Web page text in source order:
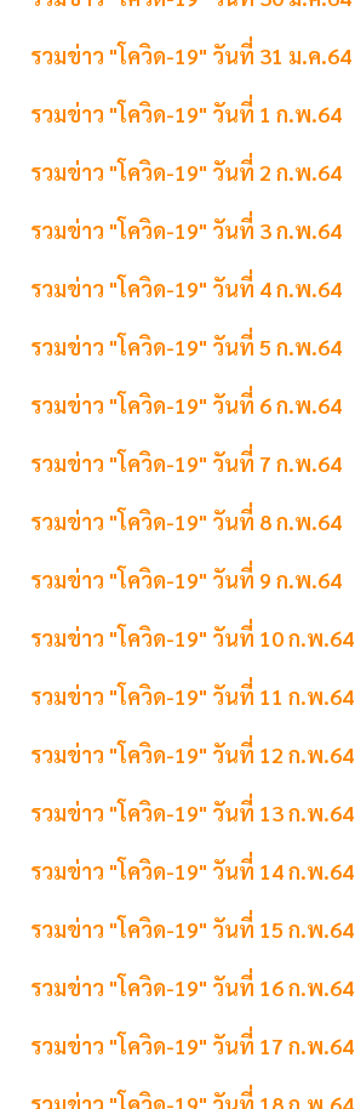
รวมข่าว "โควิด-19" วันที่ 31 ม.ค.64
รวมข่าว "โควิด-19" วันที่ 1 ก.พ.64
รวมข่าว "โควิด-19" วันที่ 2 ก.พ.64
รวมข่าว "โควิด-19" วันที่ 3 ก.พ.64
รวมข่าว "โควิด-19" วันที่ 4 ก.พ.64
รวมข่าว "โควิด-19" วันที่ 5 ก.พ.64
รวมข่าว "โควิด-19" วันที่ 6 ก.พ.64
รวมข่าว "โควิด-19" วันที่ 7 ก.พ.64
รวมข่าว "โควิด-19" วันที่ 8 ก.พ.64
รวมข่าว "โควิด-19" วันที่ 9 ก.พ.64
รวมข่าว "โควิด-19" วันที่ 10 ก.พ.64
รวมข่าว "โควิด-19" วันที่ 11 ก.พ.64
รวมข่าว "โควิด-19" วันที่ 12 ก.พ.64
รวมข่าว "โควิด-19" วันที่ 13 ก.พ.64
รวมข่าว "โควิด-19" วันที่ 14 ก.พ.64
รวมข่าว "โควิด-19" วันที่ 15 ก.พ.64
รวมข่าว "โควิด-19" วันที่ 16 ก.พ.64
รวมข่าว "โควิด-19" วันที่ 17 ก.พ.64